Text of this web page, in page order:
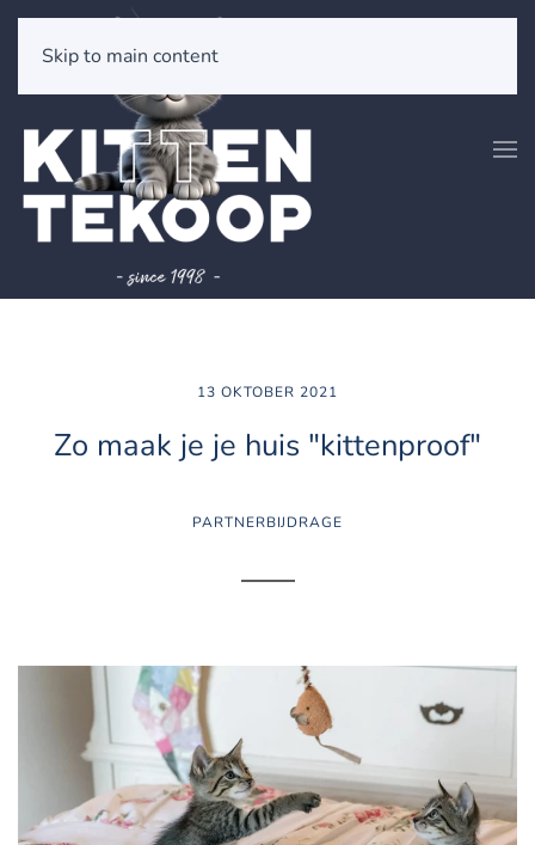
Skip to main content
13 OKTOBER 2021
Zo maak je je huis "kittenproof"
PARTNERBIJDRAGE